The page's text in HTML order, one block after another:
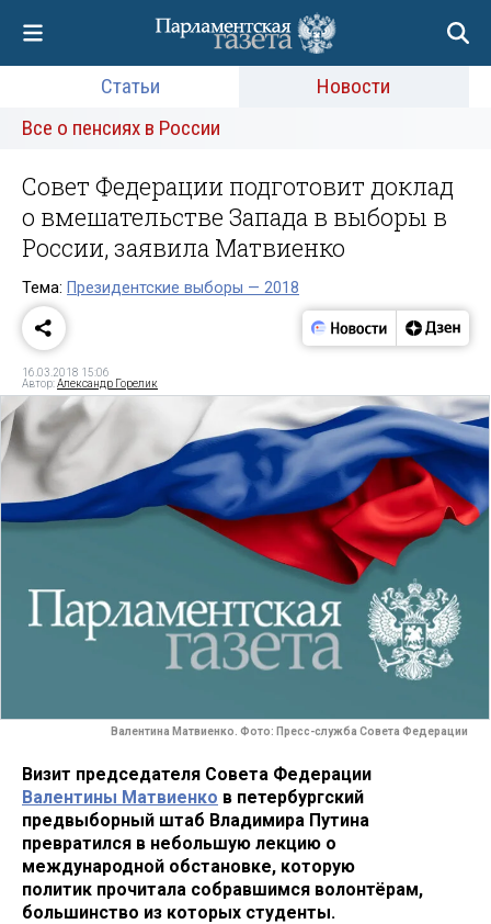
Статьи
Новости
Все о пенсиях в России
Совет Федерации подготовит доклад
о вмешательстве Запада в выборы в
России, заявила Матвиенко
Тема: Президентские выборы — 2018
16.03.2018 15:06
Автор:Александр Горелик
Валентина Матвиенко. Фото: Пресс-служба Совета Федерации
Визит председателя Совета Федерации
Валентины Матвиенко в петербургский
предвыборный штаб Владимира Путина
превратился в небольшую лекцию о
международной обстановке, которую
политик прочитала собравшимся волонтёрам,
большинство из которых студенты.